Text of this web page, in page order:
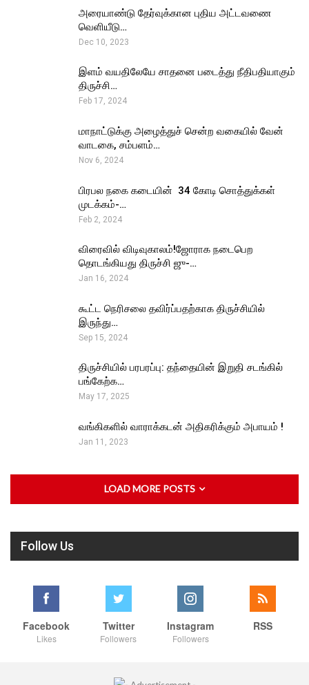
அரையாண்டு தேர்வுக்கான புதிய அட்டவணை
வெளியீடு…
Dec 10, 2023
இளம் வயதிலேயே சாதனை படைத்து நீதிபதியாகும்
திருச்சி…
Feb 17, 2024
மாநாட்டுக்கு அழைத்துச் சென்ற வகையில் வேன்
வாடகை, சம்பளம்…
Nov 6, 2024
பிரபல நகை கடையின் ₹ 34 கோடி சொத்துக்கள்
முடக்கம்-…
Feb 2, 2024
விரைவில் விடிவுகாலம்!ஜோராக நடைபெற
தொடங்கியது திருச்சி ஜு-…
Jan 16, 2024
கூட்ட நெரிசலை தவிர்ப்பதற்காக திருச்சியில்
இருந்து…
Sep 15, 2024
திருச்சியில் பரபரப்பு: தந்தையின் இறுதி சடங்கில்
பங்கேற்க…
May 17, 2025
வங்கிகளில் வாராக்கடன் அதிகரிக்கும் அபாயம் !
Jan 11, 2023
LOAD MORE POSTS
Follow Us
Facebook
Likes
Twitter
Followers
Instagram
Followers
RSS